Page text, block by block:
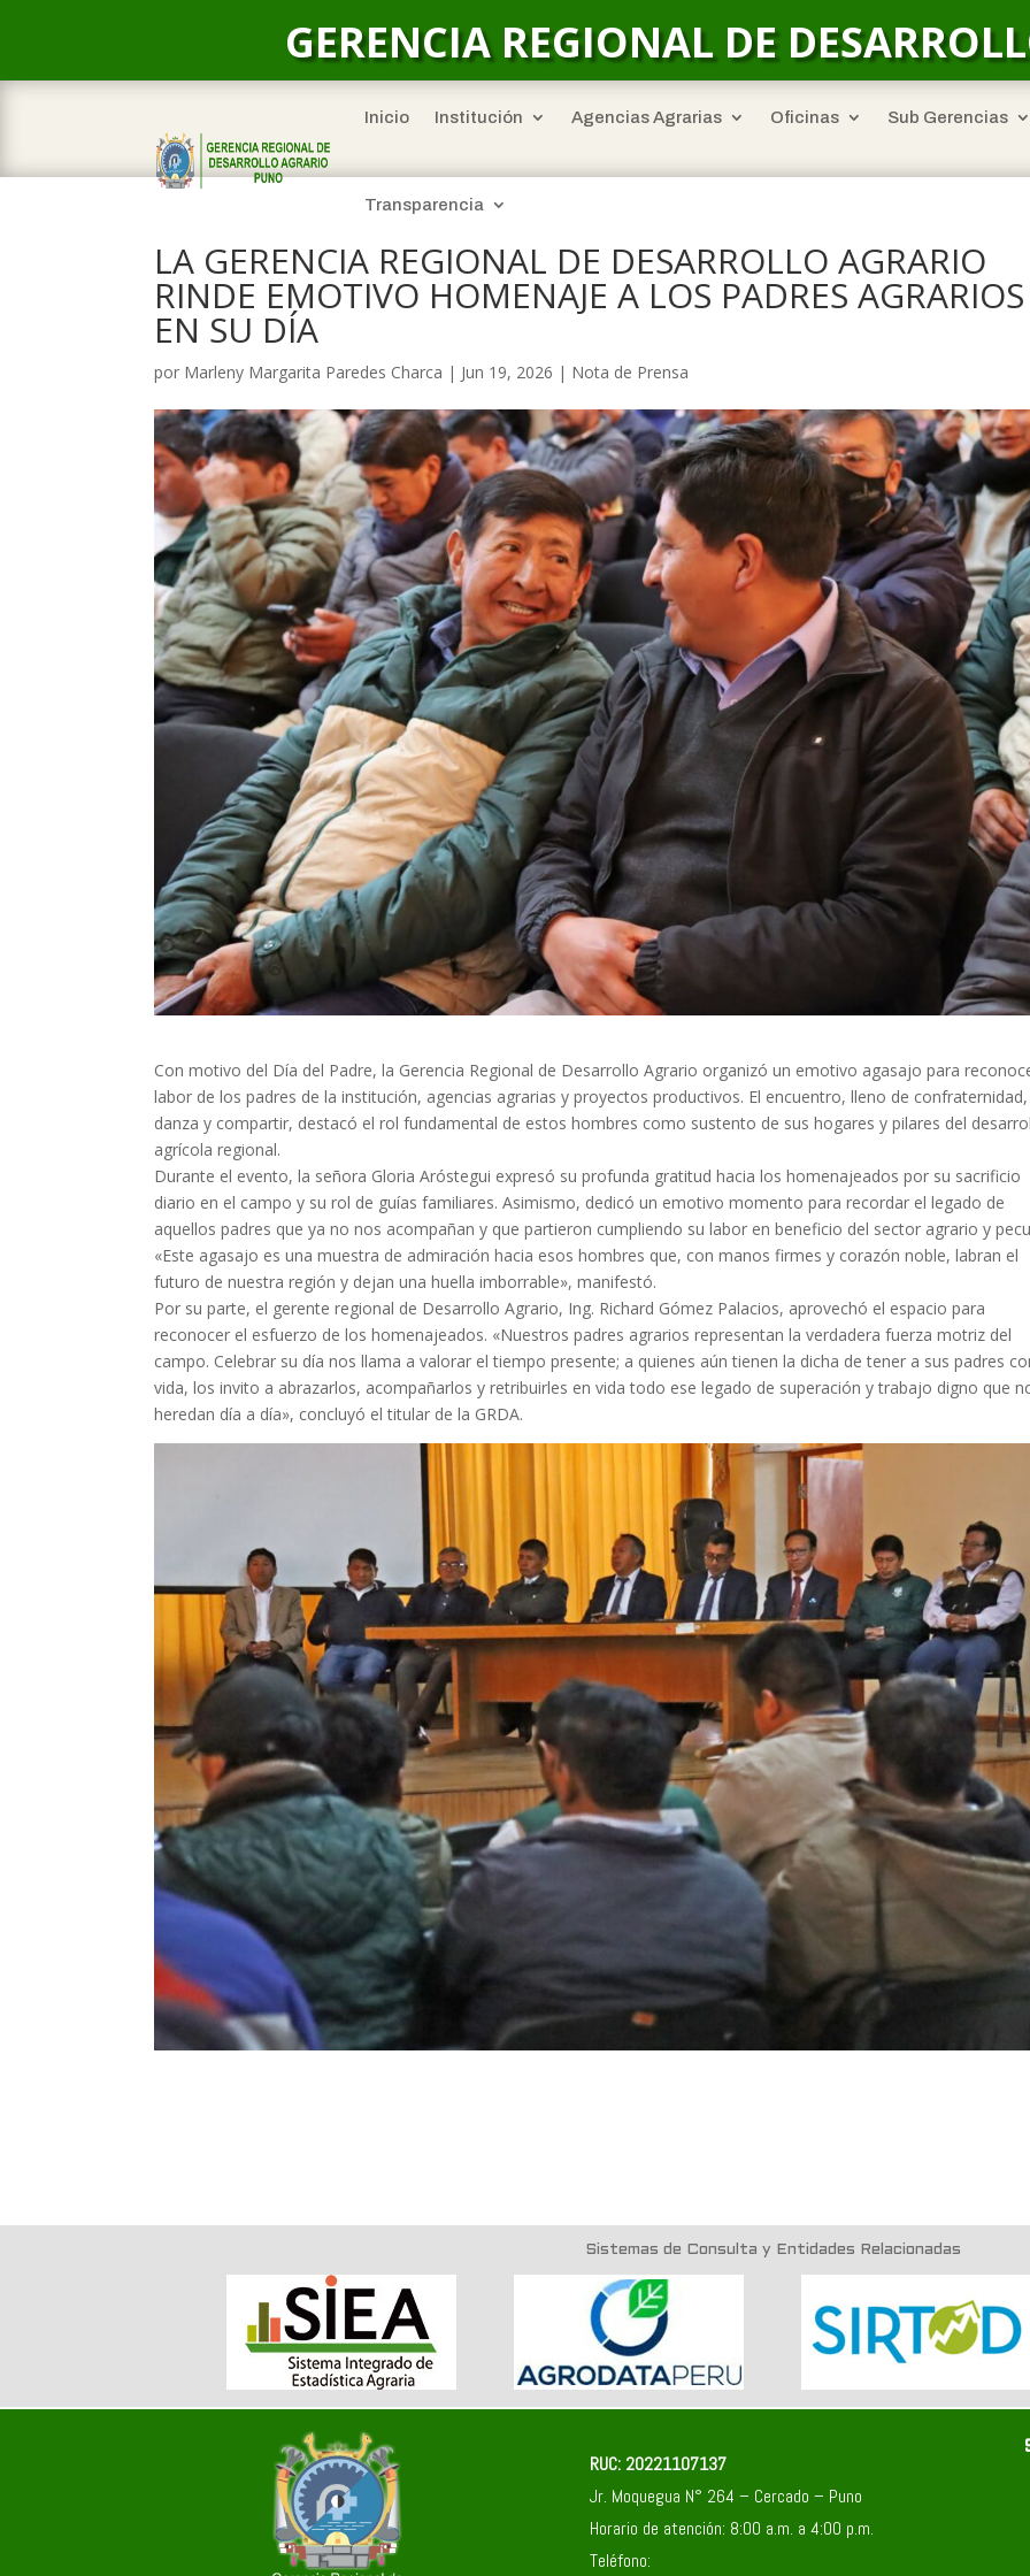
GERENCIA REGIONAL DE
Inicio Institución Agencias Agrarias Oficinas Sub Gerencias
Transparencia
LA GERENCIA REGIONAL DE DESARROLLO AGRARIO
RINDE EMOTIVO HOMENAJE A LOS PADRES AGRARIOS
EN SU DÍA
por Marleny Margarita Paredes Charca | Jun 19, 2026 | Nota de Prensa
Con motivo del Día del Padre, la Gerencia Regional de Desarrollo Agrario organizó un emotivo agasajo para
labor de los padres de la institución, agencias agrarias y proyectos productivos. El encuentro, lleno de confraternidad,
danza y compartir, destacó el rol fundamental de estos hombres como sustento de sus hogares y pilares del
agrícola regional.
Durante el evento, la señora Gloria Aróstegui expresó su profunda gratitud hacia los homenajeados por su sacrificio
diario en el campo y su rol de guías familiares. Asimismo, dedicó un emotivo momento para recordar el legado de
aquellos padres que ya no nos acompañan y que partieron cumpliendo su labor en beneficio del sector agrario y
«Este agasajo es una muestra de admiración hacia esos hombres que, con manos firmes y corazón noble, labran el
futuro de nuestra región y dejan una huella imborrable», manifestó.
Por su parte, el gerente regional de Desarrollo Agrario, Ing. Richard Gómez Palacios, aprovechó el espacio para
reconocer el esfuerzo de los homenajeados. «Nuestros padres agrarios representan la verdadera fuerza motriz del
campo. Celebrar su día nos llama a valorar el tiempo presente; a quienes aún tienen la dicha de tener a sus padres
vida, los invito a abrazarlos, acompañarlos y retribuirles en vida todo ese legado de superación y trabajo digno que
heredan día a día», concluyó el titular de la GRDA.
Sistemas de Consulta y Entidades Relacionadas
RUC: 20221107137
Jr. Moquegua N° 264 – Cercado – Puno
Horario de atención: 8:00 a.m. a 4:00 p.m.
Teléfono: